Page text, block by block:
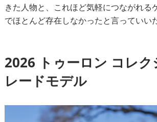
きた人物と、これほど気軽につながれる
でほとんど存在しなかったと言っていい
2026 トゥーロン コレ
レードモデル